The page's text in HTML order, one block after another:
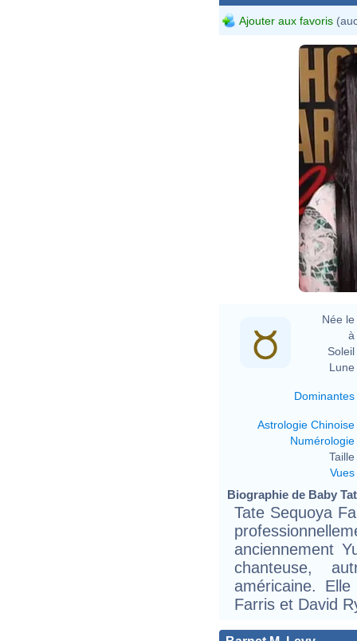
Ajouter aux favoris
https://
Née le
à
Soleil
Lune
Dominantes
Astrologie Chinoise
Numérologie
Taille
Vues
Biographie de Baby
Tate Sequoya
anciennement
chanteuse,
américaine.
Farris et David